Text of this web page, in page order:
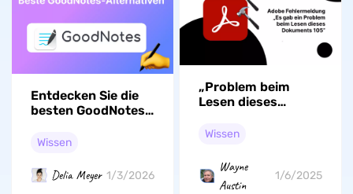
Entdecken Sie die
besten GoodNotes-
umfassender
Verbesserung Ihrer
Notizen im Jahr
Wissen
Delia Meyer 1/3/2026
„Problem beim
Lesen dieses
Top 5 Lösung
Wissen
Wayne
Austin
1/6/2025